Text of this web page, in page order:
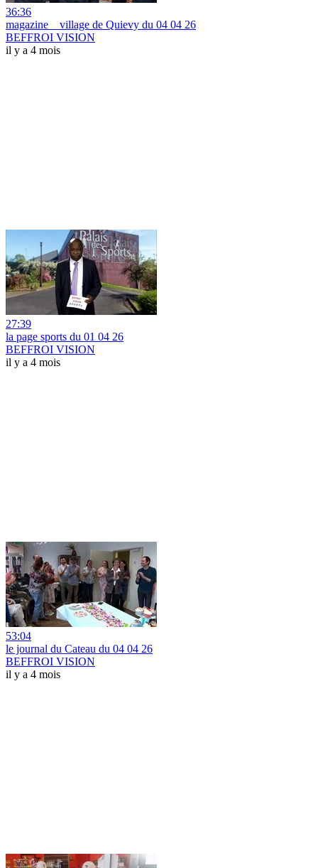
36:36
magazine _ village de Quievy du 04 04 26
BEFFROI VISION
il y a 4 mois
27:39
la page sports du 01 04 26
BEFFROI VISION
il y a 4 mois
53:04
le journal du Cateau du 04 04 26
BEFFROI VISION
il y a 4 mois